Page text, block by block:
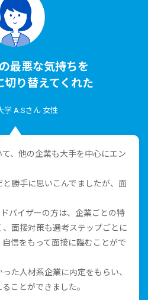
最悪な気持ちを
切り替えてくれた
学 A.Sさん ⼥性
、他の企業も⼤⼿を中⼼にエン
勝⼿に思いこんでましたが、⾯
バイザーの⽅は、企業ごとの特
⾯接対策も選考ステップごとに
信をもって⾯接に臨むことがで
た⼈材系企業に内定をもらい、
ことができました。